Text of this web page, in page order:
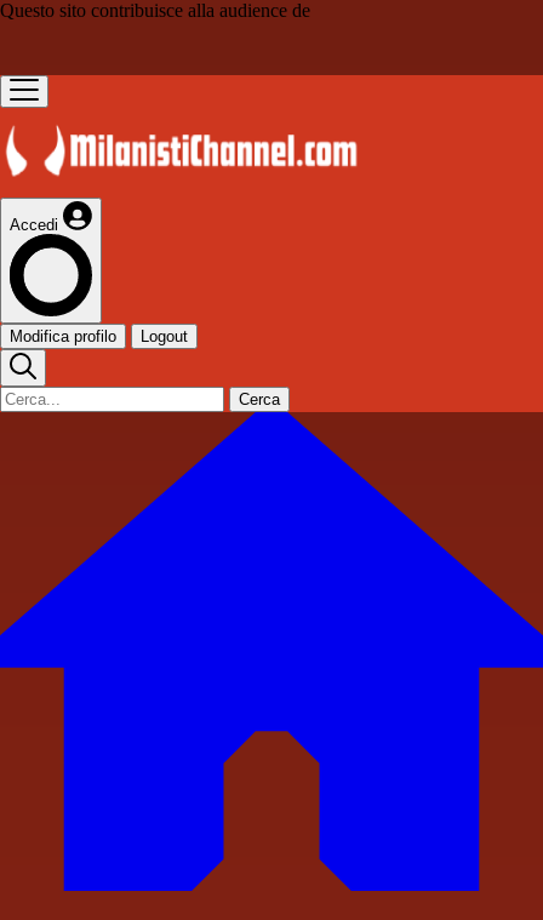
Questo sito contribuisce alla audience de
Accedi
Modifica profilo Logout
Cerca